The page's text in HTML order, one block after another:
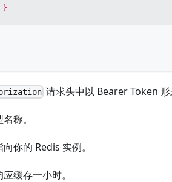
}
请求头中以 Bearer Token 形
称。
你的 Redis 实例。
缓存一小时。